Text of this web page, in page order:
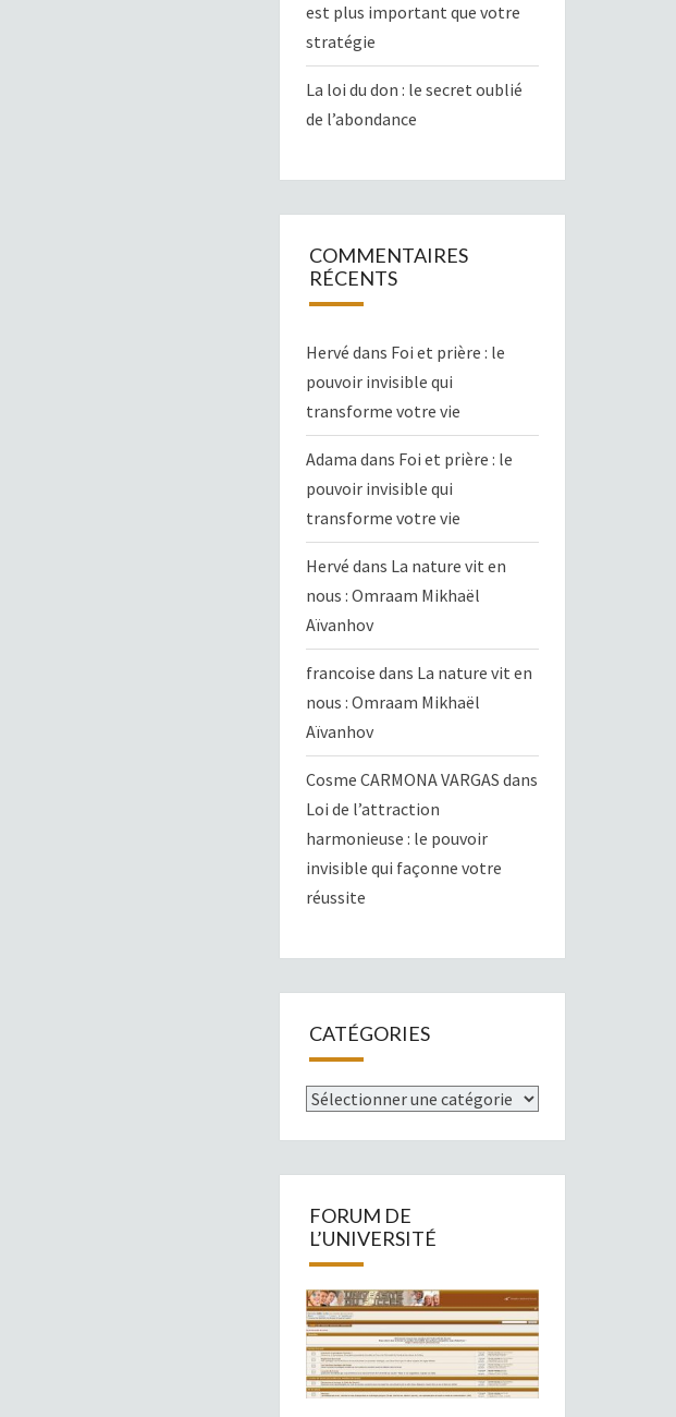
est plus important que votre
stratégie
La loi du don : le secret oublié
de l’abondance
COMMENTAIRES
RÉCENTS
Hervé dans Foi et prière : le
pouvoir invisible qui
transforme votre vie
Adama dans Foi et prière : le
pouvoir invisible qui
transforme votre vie
Hervé dans La nature vit en
nous : Omraam Mikhaël
Aïvanhov
francoise dans La nature vit en
nous : Omraam Mikhaël
Aïvanhov
Cosme CARMONA VARGAS dans
Loi de l’attraction
harmonieuse : le pouvoir
invisible qui façonne votre
réussite
CATÉGORIES
Catégories
FORUM DE
L’UNIVERSITÉ